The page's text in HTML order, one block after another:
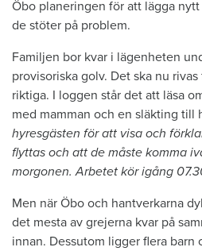
Öbo planeringen för att lägga
de stöter på problem.
Familjen bor kvar i lägenheten
provisoriska golv. Det ska nu
riktiga. I loggen står det att läsa
med mamman och en släkting till
hyresgästen för att visa och
flyttas och att de måste komma
morgonen. Arbetet kör igång
Men när Öbo och hantverkarna
det mesta av grejerna kvar på
innan. Dessutom ligger flera barn